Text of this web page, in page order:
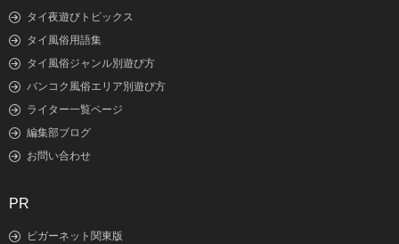
タイ夜遊びトピックス
タイ風俗用語集
タイ風俗ジャンル別遊び方
バンコク風俗エリア別遊び方
ライター一覧ページ
編集部ブログ
お問い合わせ
PR
ビガーネット関東版